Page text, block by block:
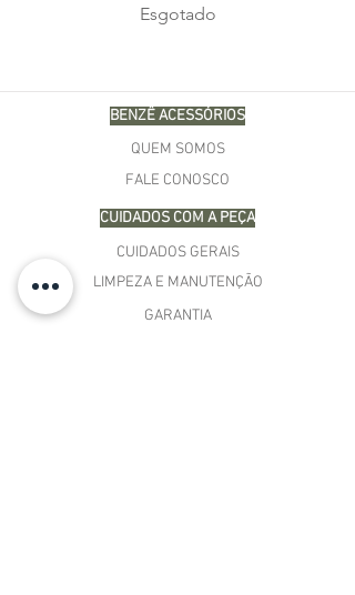
Esgotado
BENZÊ ACESSÓRIOS
QUEM SOMOS
FALE CONOSCO
CUIDADOS COM A PEÇA
CUIDADOS GERAIS
LIMPEZA E MANUTENÇÃO
GARANTIA